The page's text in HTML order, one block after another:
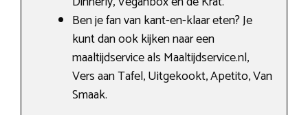
Ben je fan van kant-en-klaar eten? Je
kunt dan ook kijken naar een
maaltijdservice als Maaltijdservice.nl,
Vers aan Tafel, Uitgekookt, Apetito, Van
Smaak.